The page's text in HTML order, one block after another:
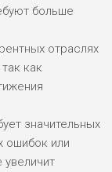
больше
отраслях
как
значительных
ошибок или
увеличит